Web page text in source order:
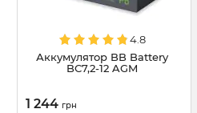
4.8
Аккумулятор BB Battery
BС7,2-12 AGM
1 244 грн